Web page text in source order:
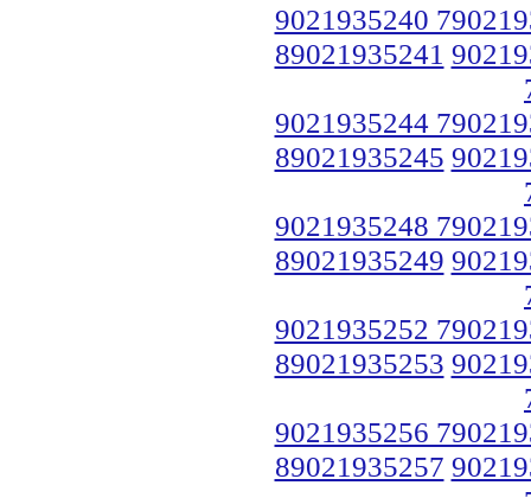
9021935240
89021935241
9021935244
89021935245
9021935248
89021935249
9021935252
89021935253
9021935256
89021935257